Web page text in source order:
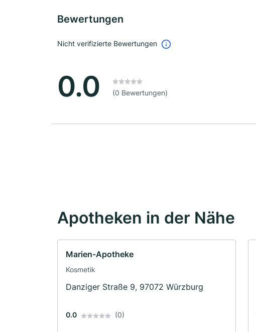
Bewertungen
Nicht verifizierte Bewertungen
0.0 (0 Bewertungen)
Apotheken in der Nähe
Marien-Apotheke
Kosmetik
Danziger Straße 9, 97072 Würzburg
0.0 (0)